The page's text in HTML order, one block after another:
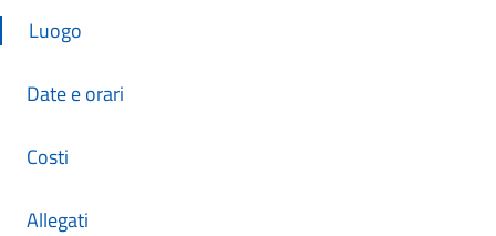
Luogo
Date e orari
Costi
Allegati